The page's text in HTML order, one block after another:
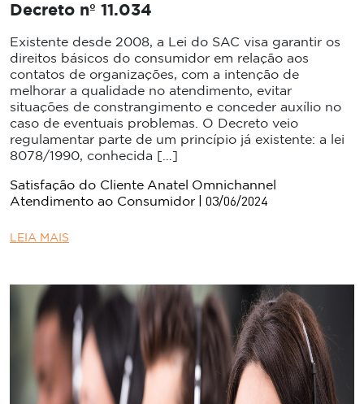
Decreto nº 11.034
Existente desde 2008, a Lei do SAC visa garantir os
direitos básicos do consumidor em relação aos
contatos de organizações, com a intenção de
melhorar a qualidade no atendimento, evitar
situações de constrangimento e conceder auxílio no
caso de eventuais problemas. O Decreto veio
regulamentar parte de um princípio já existente: a lei
8078/1990, conhecida […]
Satisfação do Cliente Anatel Omnichannel
Atendimento ao Consumidor | 03/06/2024
LEIA MAIS